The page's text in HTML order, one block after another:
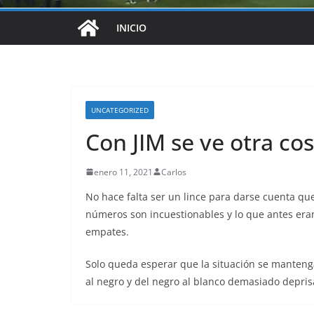
INICIO
UNCATEGORIZED
Con JIM se ve otra
enero 11, 2021 Carlos
No hace falta ser un lince para darse cuenta
números son incuestionables y lo que antes
empates.
Solo queda esperar que la situación se
al negro y del negro al blanco demasiado